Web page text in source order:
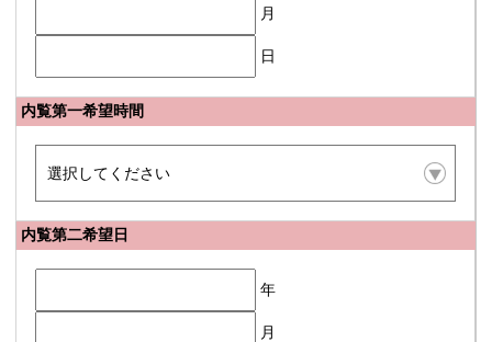
月
日
内覧第一希望時間
内覧第二希望日
年
月